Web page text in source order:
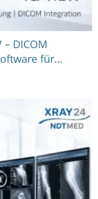
– DICOM
für…